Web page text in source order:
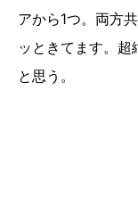
アから1つ。両方
ッときてます。
と思う。